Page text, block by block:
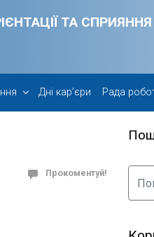
ТА
Дні кар’єри Рада
Прокоментуй!